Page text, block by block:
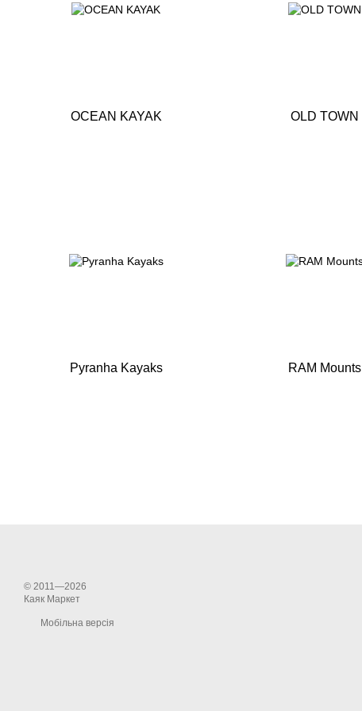
OCEAN KAYAK OLD TOWN
Pyranha Kayaks RAM Mounts
© 2011—2026
Каяк Маркет
Мобільна версія